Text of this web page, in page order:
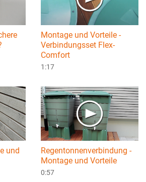
Montage und Vorteile -
Verbindungsset Flex-
Comfort
1:17
und
Regentonnenverbindung -
Montage und Vorteile
0:57